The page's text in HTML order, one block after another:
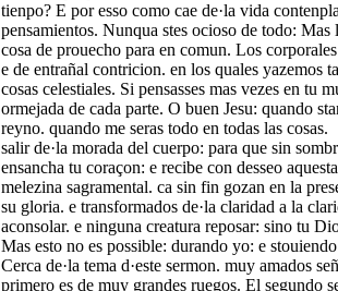
tienpo? E por esso como cae de·la vida
pensamientos. Nunqua stes ocioso de todo:
cosa de prouecho para en comun. Los
e de entrañal contricion. en los quales yazemos
cosas celestiales. Si pensasses mas vezes en tu
ormejada de cada parte. O buen Jesu: quando
reyno. quando me seras todo en todas las cosas.
salir de·la morada del cuerpo: para que sin
ensancha tu coraçon: e recibe con desseo
melezina sagramental. ca sin fin gozan en la
su gloria. e transformados de·la claridad a la
aconsolar. e ninguna creatura reposar: sino tu
Mas esto no es possible: durando yo: e
Cerca de·la tema d·este sermon. muy amados
primero es de muy grandes ruegos. El segundo